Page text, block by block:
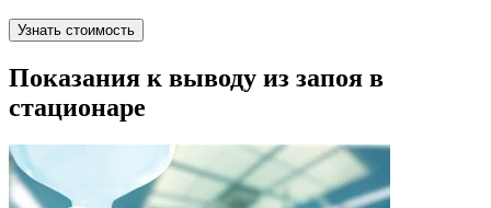
Узнать стоимость
Показания к выводу из запоя в
стационаре